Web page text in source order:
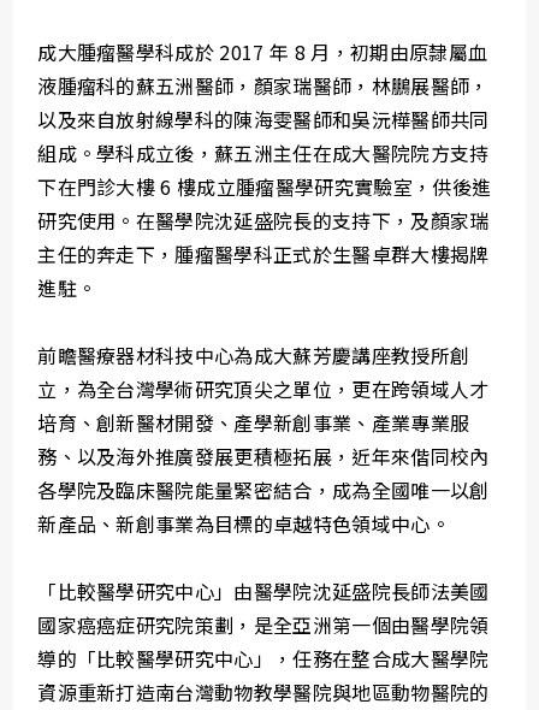
成大腫瘤醫學科成於 2017 年 8 月，初期由原隸屬血
液腫瘤科的蘇五洲醫師，顏家瑞醫師，林鵬展醫師，
以及來自放射線學科的陳海雯醫師和吳沅樺醫師共同
組成。學科成立後，蘇五洲主任在成大醫院院方支持
下在門診大樓 6 樓成立腫瘤醫學研究實驗室，供後進
研究使用。在醫學院沈延盛院長的支持下，及顏家瑞
主任的奔走下，腫瘤醫學科正式於生醫卓群大樓揭牌
進駐。
前瞻醫療器材科技中心為成大蘇芳慶講座教授所創
立，為全台灣學術研究頂尖之單位，更在跨領域人才
培育、創新醫材開發、產學新創事業、產業專業服
務、以及海外推廣發展更積極拓展，近年來偕同校內
各學院及臨床醫院能量緊密結合，成為全國唯一以創
新產品、新創事業為目標的卓越特色領域中心。
「比較醫學研究中心」由醫學院沈延盛院長師法美國
國家癌癌症研究院策劃，是全亞洲第一個由醫學院領
導的「比較醫學研究中心」，任務在整合成大醫學院
資源重新打造南台灣動物教學醫院與地區動物醫院的